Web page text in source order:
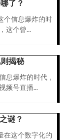
了？
个信息爆炸的时
这个曾...
揭秘
息爆炸的时代，
频号直播...
谜？
在这个数字化的